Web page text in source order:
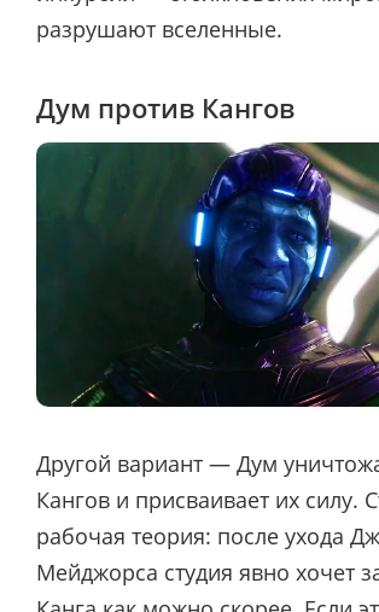
разрушают вселенные.
Дум против Кангов
Другой вариант — Дум
Кангов и присваивает их силу.
рабочая теория: после ухода
Мейджорса студия явно хочет